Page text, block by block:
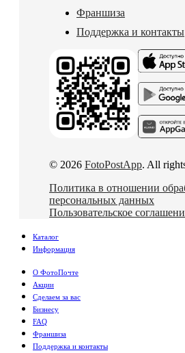
Франшиза
Поддержка и контакты
© 2026 FotoPostApp. All
Политика в отношении
персональных данных
Пользовательское
Каталог
Информация
О ФотоПочте
Акции
Сделаем за вас
Бизнесу
FAQ
Франшиза
Поддержка и контакты